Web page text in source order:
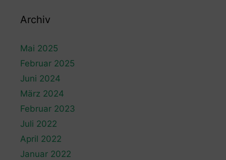
Archiv
Mai 2025
Februar 2025
Juni 2024
März 2024
Februar 2023
Juli 2022
April 2022
Januar 2022